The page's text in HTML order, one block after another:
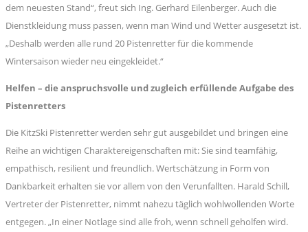
dem neuesten Stand“, freut sich Ing. Gerhard Eilenberger. Auch die
Dienstkleidung muss passen, wenn man Wind und Wetter ausgesetzt ist.
„Deshalb werden alle rund 20 Pistenretter für die kommende
Wintersaison wieder neu eingekleidet.“
Helfen – die anspruchsvolle und zugleich erfüllende Aufgabe des
Pistenretters
Die KitzSki Pistenretter werden sehr gut ausgebildet und bringen eine
Reihe an wichtigen Charaktereigenschaften mit: Sie sind teamfähig,
empathisch, resilient und freundlich. Wertschätzung in Form von
Dankbarkeit erhalten sie vor allem von den Verunfallten. Harald Schill,
Vertreter der Pistenretter, nimmt nahezu täglich wohlwollenden Worte
entgegen. „In einer Notlage sind alle froh, wenn schnell geholfen wird.